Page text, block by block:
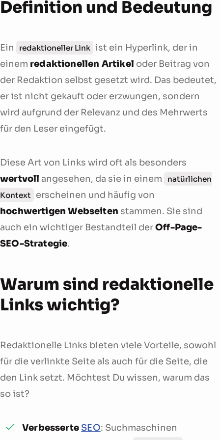
Definition und Bedeutung
Ein redaktioneller Link ist ein Hyperlink, der in
einem redaktionellen Artikel oder Beitrag von
der Redaktion selbst gesetzt wird. Das bedeutet,
er ist nicht gekauft oder erzwungen, sondern
wird aufgrund der Relevanz und des Mehrwerts
für den Leser eingefügt.
Diese Art von Links wird oft als besonders
wertvoll angesehen, da sie in einem
natürlichen
Kontext
erscheinen und häufig von
hochwertigen Webseiten stammen. Sie sind
auch ein wichtiger Bestandteil derOff-Page-
SEO-Strategie.
Warum sind redaktionelle
Links wichtig?
Redaktionelle Links bieten viele Vorteile, sowohl
für die verlinkte Seite als auch für die Seite, die
den Link setzt. Möchtest Du wissen, warum das
so ist?
Verbesserte SEO: Suchmaschinen